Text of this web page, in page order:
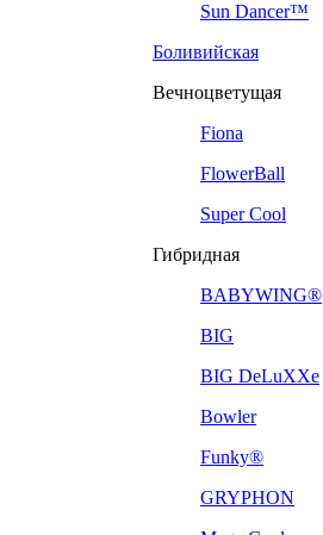
Sun Dancer™
Боливийская
Вечноцветущая
Fiona
FlowerBall
Super Cool
Гибридная
BABYWING®
BIG
BIG DeLuXXe
Bowler
Funky®
GRYPHON